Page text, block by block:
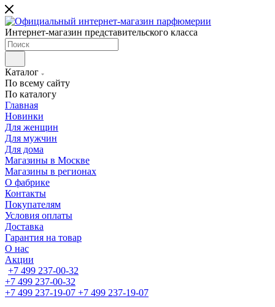
Интернет-магазин представительского класса
Каталог
По всему сайту
По каталогу
Главная
Новинки
Для женщин
Для мужчин
Для дома
Магазины в Москве
Магазины в регионах
О фабрике
Контакты
Покупателям
Условия оплаты
Доставка
Гарантия на товар
О нас
Акции
+7 499 237-00-32
+7 499 237-00-32
+7 499 237-19-07 +7 499 237-19-07